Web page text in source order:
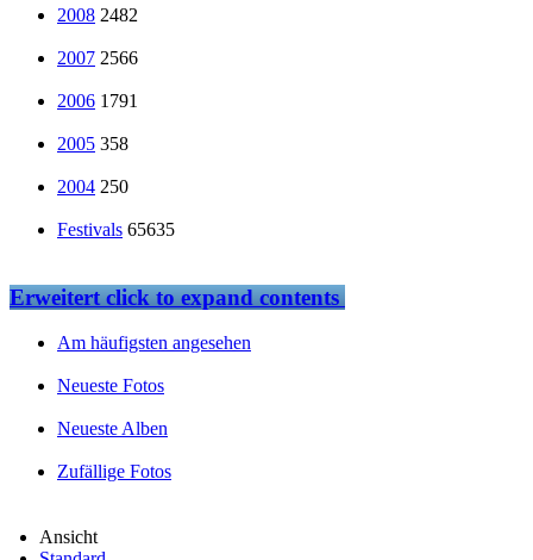
2008 2482
2007 2566
2006 1791
2005 358
2004 250
Festivals 65635
Erweitertclick to expand contents
Am häufigsten angesehen
Neueste Fotos
Neueste Alben
Zufällige Fotos
Ansicht